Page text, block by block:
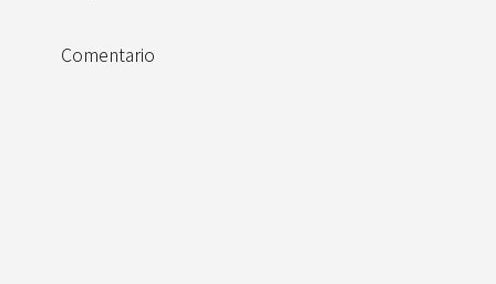
Comentario